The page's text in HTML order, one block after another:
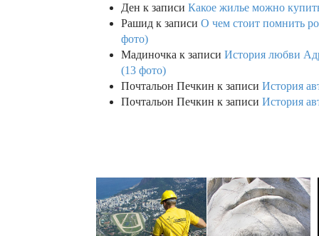
Ден к записи Какое жилье можно
Рашид к записи О чем стоит помнить
фото)
Мадиночка к записи История любви
(13 фото)
Почтальон Печкин к записи История
Почтальон Печкин к записи История